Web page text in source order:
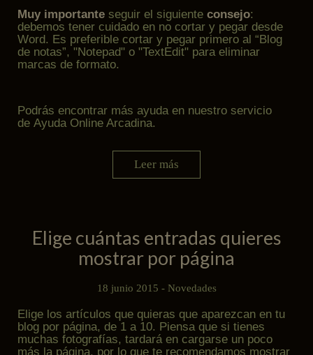
Muy importante seguir el siguiente consejo:
debemos tener cuidado en no cortar y pegar desde
Word. Es preferible cortar y pegar primero al “Blog
de notas”, "Notepad" o "TextEdit" para eliminar
marcas de formato.
Podrás encontrar más ayuda en nuestro servicio
de Ayuda Online Arcadina.
Leer más
Elige cuántas entradas quieres
mostrar por página
18 junio 2015 - Novedades
Elige los artículos que quieras que aparezcan en tu
blog por página, de 1 a 10. Piensa que si tienes
muchas fotografías, tardará en cargarse un poco
más la página, por lo que te recomendamos mostrar